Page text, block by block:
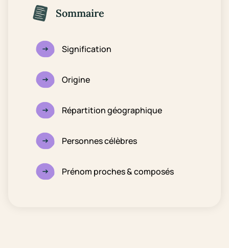
Sommaire
Signification
Origine
Répartition géographique
Personnes célèbres
Prénom proches & composés